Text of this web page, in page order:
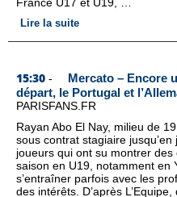
Lire la suite
15:30 -
Mercato – Encore
départ, le Portugal et
PARISFANS.FR
Rayan Abo El Nay, milieu de
sous contrat stagiaire
joueurs qui ont su montrer
saison en U19, notamment en
s’entraîner parfois avec les
des intérêts. D’après